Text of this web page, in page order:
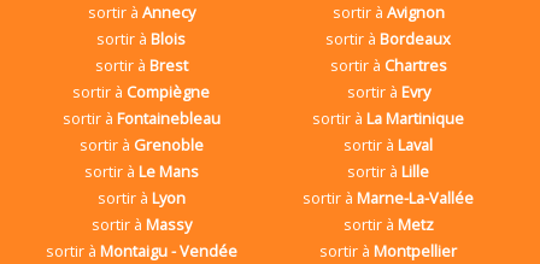
sortir à Annecy sortir à Avignon
sortir àBlois sortir àBordeaux
sortir à Brest sortir à Chartres
sortir à Compiègne sortir à Evry
sortir à Fontainebleau sortir àLa Martinique
sortir à Grenoble sortir àLaval
sortir à Le Mans sortir àLille
sortir à Lyon sortir àMarne-La-Vallée
sortir à Massy sortir à Metz
sortir à Montaigu - Vendée sortir àMontpellier